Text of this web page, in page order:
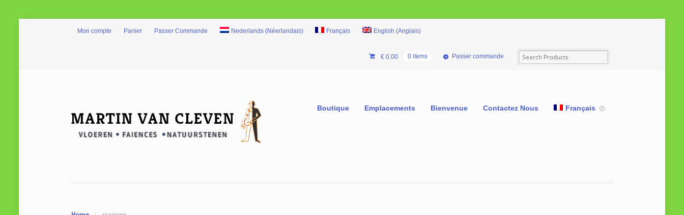
Mon compte Panier Passer Commande Nederlands(Néerlandais) Français English (Anglais)
€0.00 0 items Passer commande
Boutique Emplacements Bienvenue Contactez Nous Français